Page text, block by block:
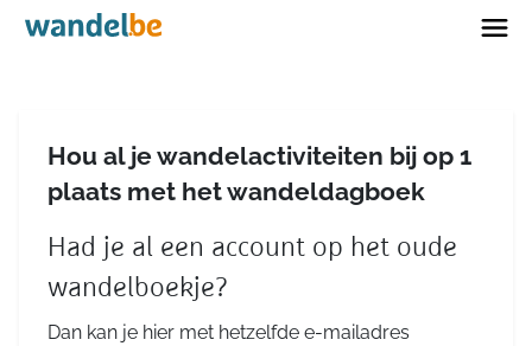
Home
Hou al je wandelactiviteiten bij op 1
plaats met het wandeldagboek
Had je al een account op het oude
wandelboekje?
Dan kan je hier met hetzelfde e-mailadres